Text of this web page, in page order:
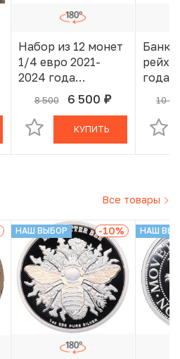
Набор из 12 монет
1/4 евро 2021-
2024 года
Франция «XXXIII
летние
Олимпийские игры
в Париже 2024
8 500 6 500 руб.
В КОРЗИНЕ
КУПИТЬ
года
силы
10
Все товары
НАШ ВЫБОР -10% НАШ